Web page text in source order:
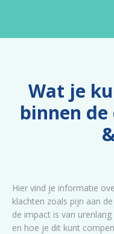
Wat je
binnen de
Hier vind je informatie
klachten zoals pijn aan
de impact is van
en hoe je dit kunt